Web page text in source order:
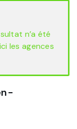
n’a été
les agences